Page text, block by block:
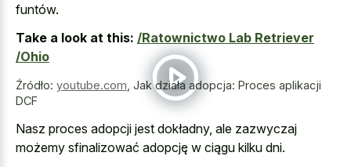
funtów.
Take a look at this: /Ratownictwo Lab Retriever
/Ohio
Źródło: youtube.com Jak działa adopcja: Proces aplikacji
DCF
Nasz proces adopcji jest dokładny, ale zazwyczaj
możemy sfinalizować adopcję w ciągu kilku dni.